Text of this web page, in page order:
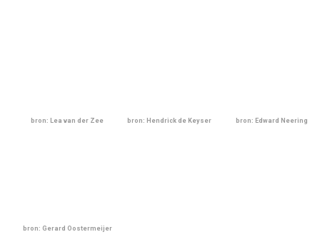
bron: Lea van der Zee bron: Hendrick de Keyser bron: Edward Neering
bron: Gerard Oostermeijer